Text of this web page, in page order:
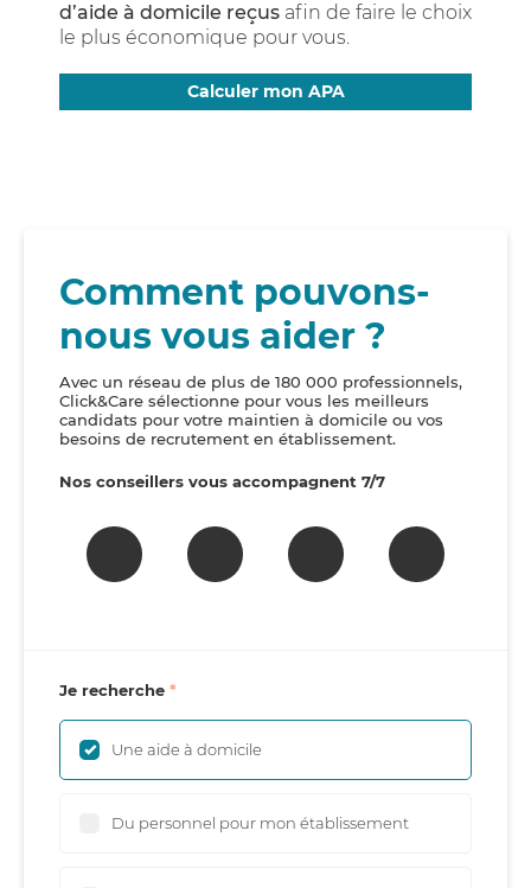
d’aide à domicile reçus afin de faire le choix
le plus économique pour vous.
Calculer mon APA
Comment pouvons-
nous vous aider ?
Avec un réseau de plus de 180 000 professionnels,
Click&Care sélectionne pour vous les meilleurs
candidats pour votre maintien à domicile ou vos
besoins de recrutement en établissement.
Nos conseillers vous accompagnent 7/7
Je recherche
Une aide à domicile
Du personnel pour mon établissement